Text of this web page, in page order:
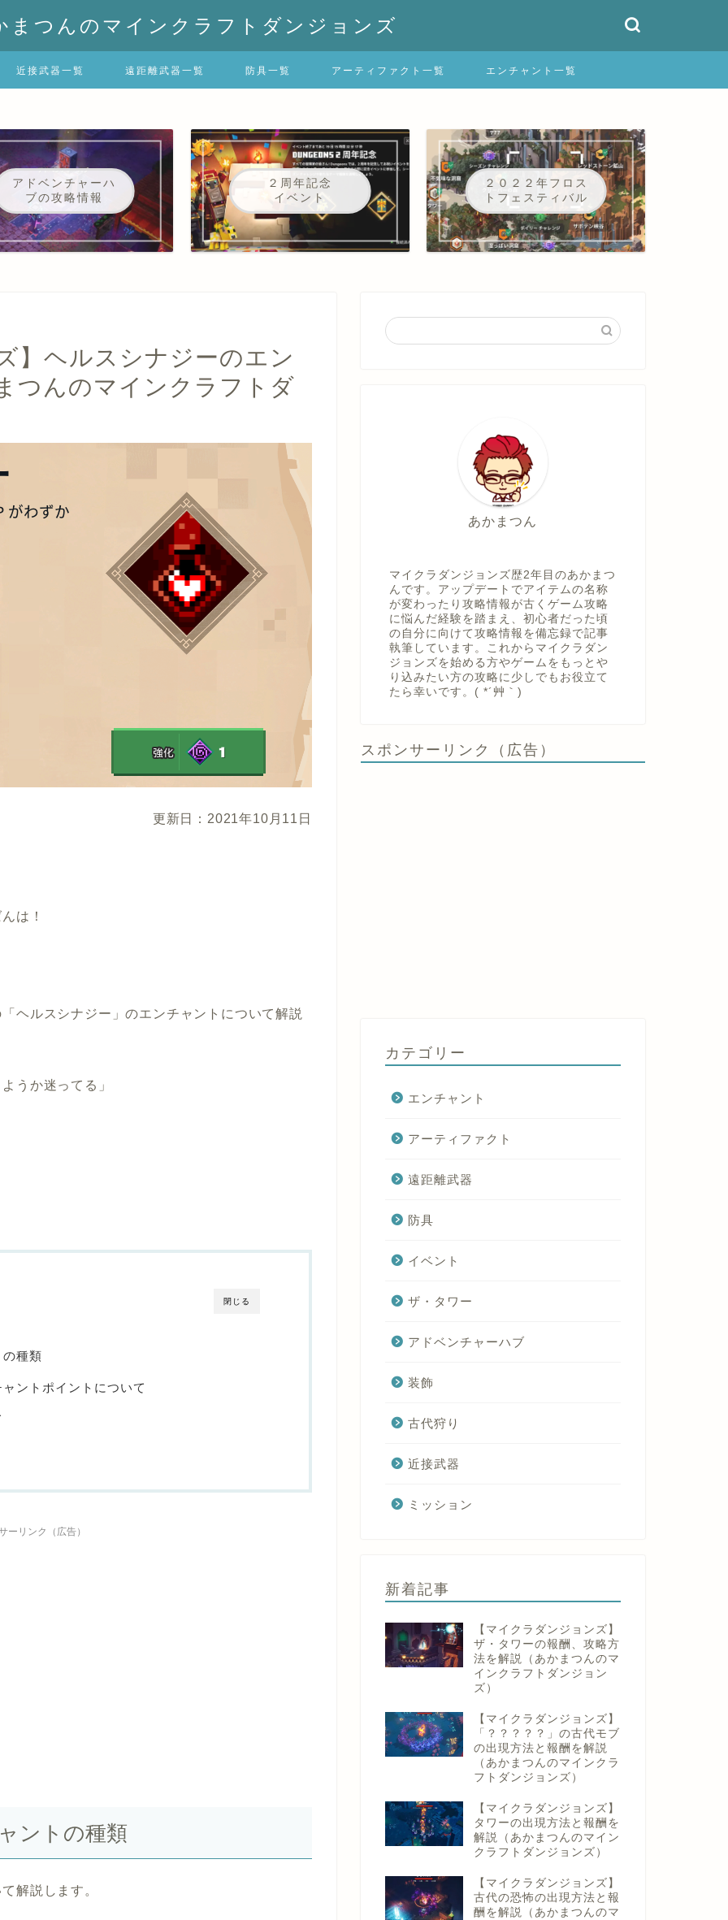
まつんのマインクラフトダンジョンズ
近接武器一覧 遠距離武器一覧 防具一覧 アーティファクト一覧 エンチャント一覧
アドベンチャーハ
ブの攻略情報
２周年記念
イベント
２０２２年フロス
トフェスティバル
】ヘルスシナジーのエン
つんのマインクラフトダ
更新日：2021年10月11日
は！
ヘルスシナジー」のエンチャントについて解説
うか迷ってる」
閉じる
種類
ントポイントについて
ーリンク（広告）
ントの種類
解説します。
あかまつん
マイクラダンジョンズ歴2年目のあかまつ
んです。アップデートでアイテムの名称
が変わったり攻略情報が古くゲーム攻略
に悩んだ経験を踏まえ、初心者だった頃
の自分に向けて攻略情報を備忘録で記事
執筆しています。これからマイクラダン
ジョンズを始める方やゲームをもっとや
り込みたい方の攻略に少しでもお役立て
たら幸いです。( *´艸｀)
スポンサーリンク（広告）
カテゴリー
エンチャント
アーティファクト
遠距離武器
防具
イベント
ザ・タワー
アドベンチャーハブ
装飾
古代狩り
近接武器
ミッション
新着記事
【マイクラダンジョンズ】
ザ・タワーの報酬、攻略方
法を解説（あかまつんのマ
インクラフトダンジョン
ズ）
【マイクラダンジョンズ】
「？？？？？」の古代モブ
の出現方法と報酬を解説
（あかまつんのマインクラ
フトダンジョンズ）
【マイクラダンジョンズ】
タワーの出現方法と報酬を
解説（あかまつんのマイン
クラフトダンジョンズ）
【マイクラダンジョンズ】
古代の恐怖の出現方法と報
酬を解説（あかまつんのマ